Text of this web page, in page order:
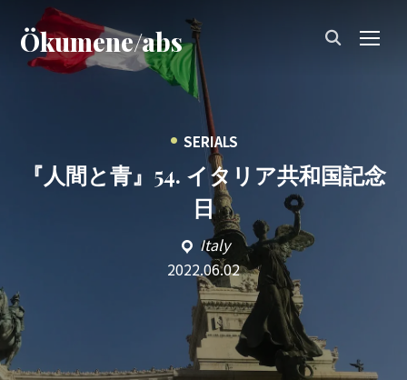
Ökumene/abs
• SERIALS
『人間と青』54. イタリア共和国記念
日
Italy
2022.06.02